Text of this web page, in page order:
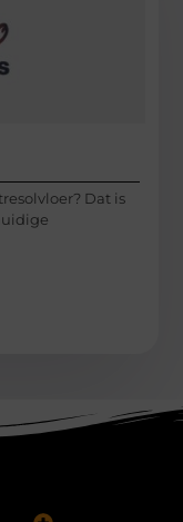
Dat is